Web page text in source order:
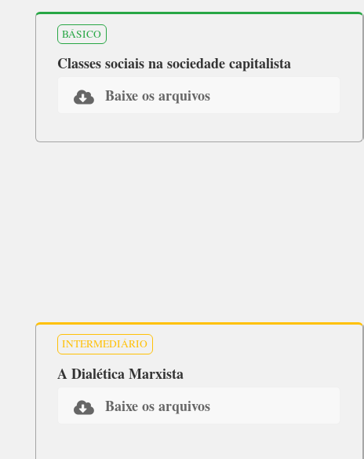
BÁSICO
Classes sociais na sociedade capitalista
Baixe os arquivos
INTERMEDIÁRIO
A Dialética Marxista
Baixe os arquivos